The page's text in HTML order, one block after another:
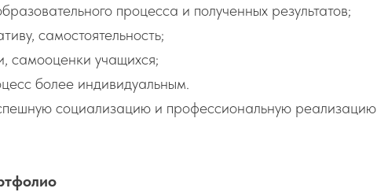
процесса и полученных результатов;
самостоятельность;
самооценки учащихся;
более индивидуальным.
социализацию и профессиональную реализацию